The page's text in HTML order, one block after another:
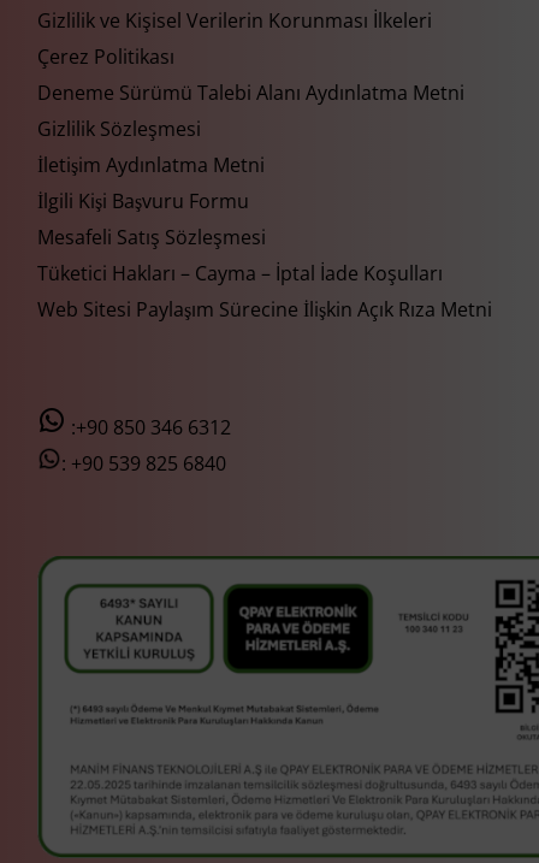
Gizlilik ve Kişisel Verilerin Korunması İlkeleri
Çerez Politikası
Deneme Sürümü Talebi Alanı Aydınlatma Metni
Gizlilik Sözleşmesi
İletişim Aydınlatma Metni
İlgili Kişi Başvuru Formu
Mesafeli Satış Sözleşmesi
Tüketici Hakları – Cayma – İptal İade Koşulları
Web Sitesi Paylaşım Sürecine İlişkin Açık Rıza Metni
:+90 850 346 6312
: +90 539 825 6840